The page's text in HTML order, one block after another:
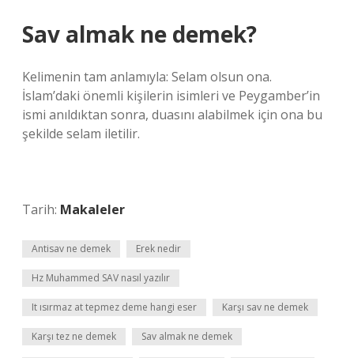
Sav almak ne demek?
Kelimenin tam anlamıyla: Selam olsun ona.
İslam’daki önemli kişilerin isimleri ve Peygamber’in
ismi anıldıktan sonra, duasını alabilmek için ona bu
şekilde selam iletilir.
Tarih: Makaleler
Antisav ne demek Erek nedir
Hz Muhammed SAV nasıl yazılır
It ısırmaz at tepmez deme hangi eser Karşı sav ne demek
Karşı tez ne demek Sav almak ne demek